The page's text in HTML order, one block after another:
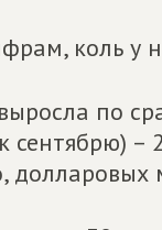
коль у
по
сентябрю)